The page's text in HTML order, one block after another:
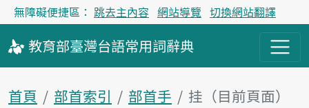
無障礙便捷區： 跳去主內容 網站導覽 切換網站翻譯
教育部臺灣台語常用詞辭典
首頁 部首索引 部首手 挂（目前頁面）